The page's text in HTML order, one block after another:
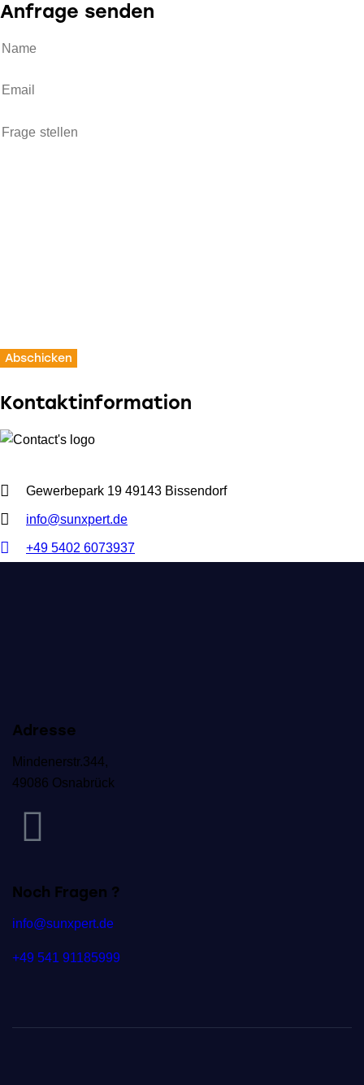
Anfrage senden
Kontaktinformation
Gewerbepark 19 49143 Bissendorf
info@sunxpert.de
+49 5402 6073937
Adresse
Mindenerstr.344,
49086 Osnabrück
Noch Fragen ?
info@sunxpert.de
+49 541 91185999